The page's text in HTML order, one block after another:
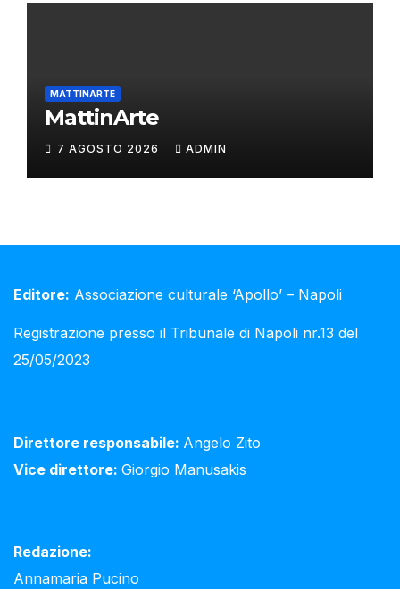
MATTINARTE
MattinArte
7 AGOSTO 2026 ADMIN
Editore: Associazione culturale ‘Apollo’ – Napoli
Registrazione presso il Tribunale di Napoli nr.13 del
25/05/2023
Direttore responsabile: Angelo Zito
Vice direttore: Giorgio Manusakis
Redazione:
Annamaria Pucino